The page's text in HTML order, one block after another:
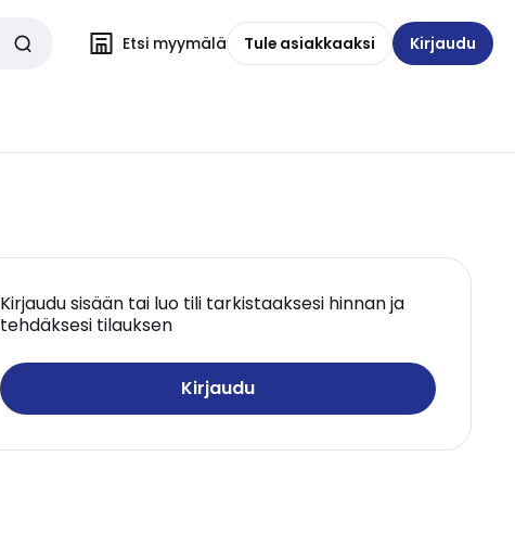
Etsi myymälä Tule asiakkaaksi Kirjaudu
Kirjaudu sisään tai luo tili tarkistaaksesi hinnan ja
tehdäksesi tilauksen
Kirjaudu